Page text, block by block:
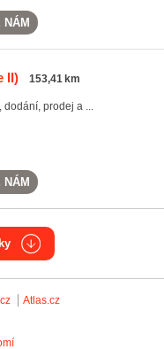
NÁM
II) 153,41 km
dodání, prodej a ...
NÁM
Atlas.cz